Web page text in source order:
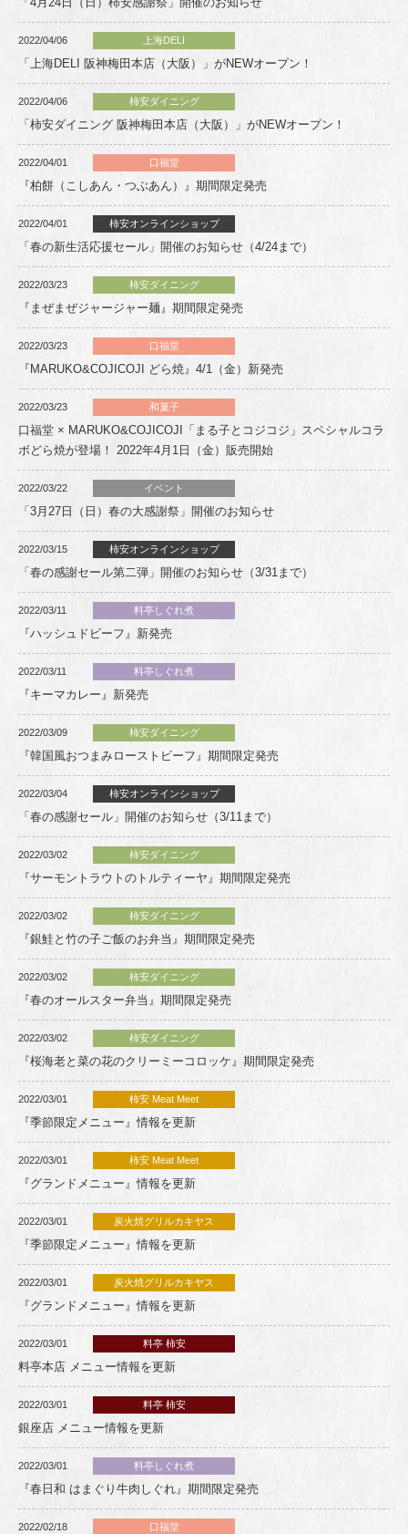
2022/04/06 上海DELI
「上海DELI 阪神梅田本店（大阪）」がNEWオープン！
2022/04/06 柿安ダイニング
「柿安ダイニング 阪神梅田本店（大阪）」がNEWオープン！
2022/04/01 口福堂
『柏餅（こしあん・つぶあん）』期間限定発売
2022/04/01 柿安オンラインショップ
「春の新生活応援セール」開催のお知らせ（4/24まで）
2022/03/23 柿安ダイニング
『まぜまぜジャージャー麺』期間限定発売
2022/03/23 口福堂
『MARUKO&COJICOJI どら焼』4/1（金）新発売
2022/03/23 和菓子
口福堂 × MARUKO&COJICOJI「まる子とコジコジ」スペシャルコラ
ボどら焼が登場！ 2022年4月1日（金）販売開始
2022/03/22 イベント
「3月27日（日）春の大感謝祭」開催のお知らせ
2022/03/15 柿安オンラインショップ
「春の感謝セール第二弾」開催のお知らせ（3/31まで）
2022/03/11 料亭しぐれ煮
『ハッシュドビーフ』新発売
2022/03/11 料亭しぐれ煮
『キーマカレー』新発売
2022/03/09 柿安ダイニング
『韓国風おつまみローストビーフ』期間限定発売
2022/03/04 柿安オンラインショップ
「春の感謝セール」開催のお知らせ（3/11まで）
2022/03/02 柿安ダイニング
『サーモントラウトのトルティーヤ』期間限定発売
2022/03/02 柿安ダイニング
『銀鮭と竹の子ご飯のお弁当』期間限定発売
2022/03/02 柿安ダイニング
『春のオールスター弁当』期間限定発売
2022/03/02 柿安ダイニング
『桜海老と菜の花のクリーミーコロッケ』期間限定発売
2022/03/01 柿安 Meat Meet
『季節限定メニュー』情報を更新
2022/03/01 柿安 Meat Meet
『グランドメニュー』情報を更新
2022/03/01 炭火焼グリルカキヤス
『季節限定メニュー』情報を更新
2022/03/01 炭火焼グリルカキヤス
『グランドメニュー』情報を更新
2022/03/01 料亭 柿安
料亭本店 メニュー情報を更新
2022/03/01 料亭 柿安
銀座店 メニュー情報を更新
2022/03/01 料亭しぐれ煮
『春日和 はまぐり牛肉しぐれ』期間限定発売
2022/02/18 口福堂